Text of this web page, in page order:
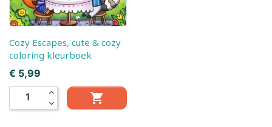
Cozy Escapes, cute & cozy
coloring kleurboek
Prijs
€ 5,99
expand_less
expand_more
